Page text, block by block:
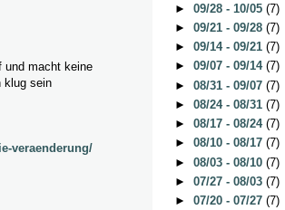
und macht keine
klug sein
veraenderung/
► 09/28 - 10/05 (7)
► 09/21 - 09/28 (7)
► 09/14 - 09/21 (7)
► 09/07 - 09/14 (7)
► 08/31 - 09/07 (7)
► 08/24 - 08/31 (7)
► 08/17 - 08/24 (7)
► 08/10 - 08/17 (7)
► 08/03 - 08/10 (7)
► 07/27 - 08/03 (7)
► 07/20 - 07/27 (7)